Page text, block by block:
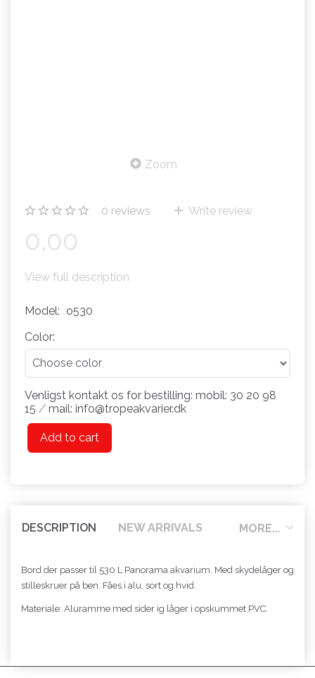
Zoom
0 reviews Write review
0,00
View full description
Model: o530
Color:
Venligst kontakt os for bestilling: mobil: 30 20 98
15 ⁄ mail: info@tropeakvarier.dk
Add to cart
MORE...
DESCRIPTION NEW ARRIVALS
Bord der passer til 530 L Panorama akvarium. Med skydelåger og
stilleskruer på ben. Fåes i alu, sort og hvid.
Materiale: Aluramme med sider ig låger i opskummet PVC.